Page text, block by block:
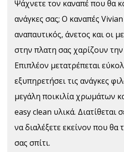
Ψάχνετε τον καναπέ που θα
ανάγκες σας; Ο καναπές Vivian
αναπαυτικός, άνετος και οι
στην πλατη σας χαρίζουν
Επιπλέον μετατρέπεται
εξυπηρετήσει τις ανάγκες
μεγάλη ποικιλία χρωμάτων
easy clean υλικά. Διατίθεται
να διαλέξετε εκείνον που θα
σας σπίτι.